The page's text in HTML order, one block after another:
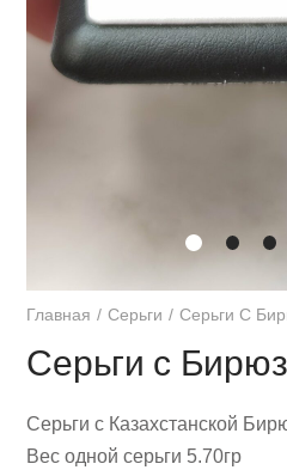
Главная Серьги Серьги С
Серьги с
Серьги с Казахстанской
Вес одной серьги 5.70гр